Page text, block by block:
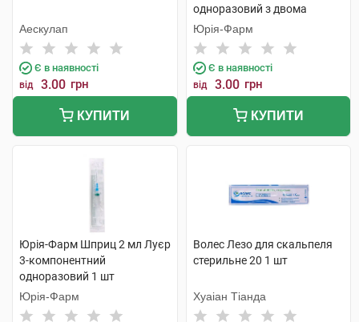
Аескулап
Є в наявності
від 3.00 грн
КУПИТИ
одноразовий з двома
голками 1 шт
Юрія-Фарм
Є в наявності
від 3.00 грн
КУПИТИ
Юрія-Фарм Шприц 2 мл Луєр
3-компонентний
одноразовий 1 шт
Юрія-Фарм
Волес Лезо для скальпеля
стерильне 20 1 шт
Хуаіан Тіанда